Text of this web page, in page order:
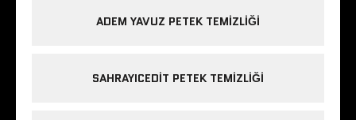
ADEM YAVUZ PETEK TEMIZLIĞI
SAHRAYICEDIT PETEK TEMIZLIĞI